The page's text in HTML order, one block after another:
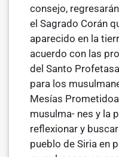
consejo,
el Sagrado Corán
aparecido en la
acuerdo con las
del Santo
para los
Mesías
musulma- nes y la
reflexionar y
pueblo de Siria en